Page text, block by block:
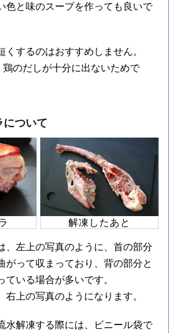
色と味のスープを作っても良いで
くするのはおすすめしません。
のだしが十分に出ないためで
について
解凍したあと
、左上の写真のように、首の部分
がって収まっており、背の部分と
ている場合が多いです。
右上の写真のようになります。
水解凍する際には、ビニール袋で